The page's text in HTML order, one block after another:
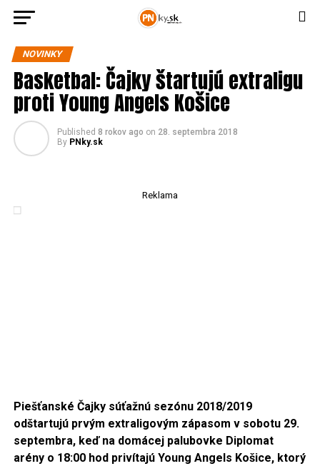
NOVINKY
Basketbal: Čajky štartujú extraligu
proti Young Angels Košice
Published 8 rokov ago on 28. septembra 2018
By PNky.sk
Reklama
Piešťanské Čajky súťažnú sezónu 2018/2019
odštartujú prvým extraligovým zápasom v sobotu 29.
septembra, keď na domácej palubovke Diplomat
arény o 18:00 hod privítajú Young Angels Košice, ktorý